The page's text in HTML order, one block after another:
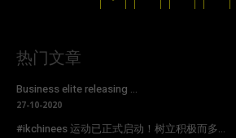
热门文章
Business elite releasing ...
27-10-2020
#ikchinees 运动已正式启动！树立积极而多...